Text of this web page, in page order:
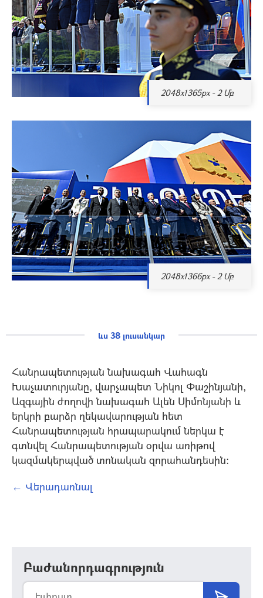
2048x1365px - 2 Մբ
2048x1366px - 2 Մբ
ևս 38 լուսանկար
Հանրապետության նախագահ Վահագն
Խաչատուրյանը, վարչապետ Նիկոլ Փաշինյանի,
Ազգային ժողովի նախագահ Ալեն Սիմոնյանի և
երկրի բարձր ղեկավարության հետ
Հանրապետության հրապարակում ներկա է
գտնվել Հանրապետության օրվա առիթով
կազմակերպված տոնական զորահանդեսին։
← Վերադառնալ
Բաժանորդագրություն